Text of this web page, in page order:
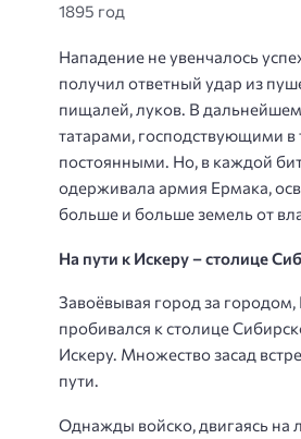
1895 год
Нападение не увенчалось
получил ответный удар из
пищалей, луков. В
татарами, господствующими в
постоянными. Но, в каждой
одерживала армия Ермака,
больше и больше земель от
На пути к Искеру – столице
Завоёвывая город за городом,
пробивался к столице
Искеру. Множество засад
пути.
Однажды войско, двигаясь на